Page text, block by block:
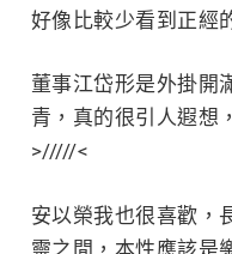
好像比較少看到正經
董事江岱形是外掛開
青，真的很引人遐想
>/////<
安以榮我也很喜歡，
靈之間，本性應該是